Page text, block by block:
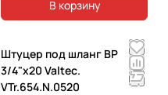
В корзину
Штуцер под шланг ВР
3/4"х20 Valtec.
VTr.654.N.0520